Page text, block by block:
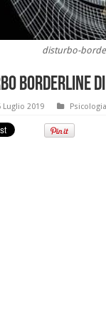
disturbo-
borderline
Luglio 2019 Psicologia